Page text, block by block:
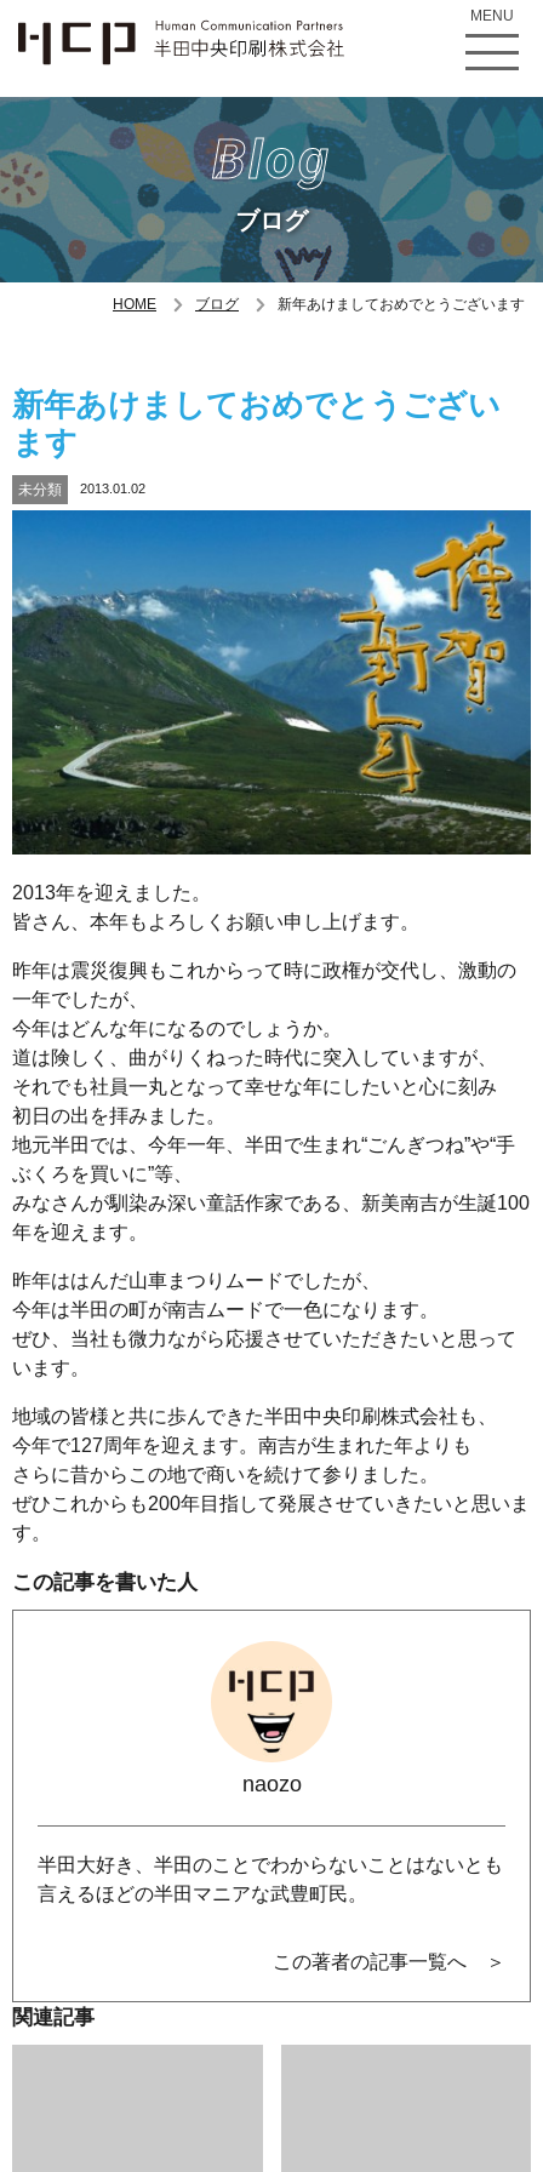
MENU
Blog
ブログ
HOME ブログ 新年あけましておめでとうございます
新年あけましておめでとうござい
ます
未分類 2013.01.02
2013年を迎えました。
皆さん、本年もよろしくお願い申し上げます。
昨年は震災復興もこれからって時に政権が交代し、激動の
一年でしたが、
今年はどんな年になるのでしょうか。
道は険しく、曲がりくねった時代に突入していますが、
それでも社員一丸となって幸せな年にしたいと心に刻み
初日の出を拝みました。
地元半田では、今年一年、半田で生まれ“ごんぎつね”や“手
ぶくろを買いに”等、
みなさんが馴染み深い童話作家である、新美南吉が生誕100
年を迎えます。
昨年ははんだ山車まつりムードでしたが、
今年は半田の町が南吉ムードで一色になります。
ぜひ、当社も微力ながら応援させていただきたいと思って
います。
地域の皆様と共に歩んできた半田中央印刷株式会社も、
今年で127周年を迎えます。南吉が生まれた年よりも
さらに昔からこの地で商いを続けて参りました。
ぜひこれからも200年目指して発展させていきたいと思いま
す。
この記事を書いた人
naozo
半田大好き、半田のことでわからないことはないとも
言えるほどの半田マニアな武豊町民。
この著者の記事一覧へ ＞
関連記事